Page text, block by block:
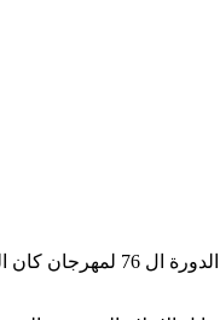
الدولي.